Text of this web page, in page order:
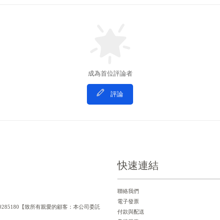
成為首位評論者
評論
【致所有親愛的顧客：本公司委託
快速連結
聯絡我們
電子發票
付款與配送